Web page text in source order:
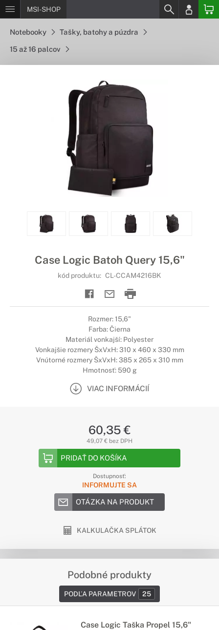
MSI-SHOP
Notebooky Tašky, batohy a púzdra
15 až 16 palcov
Case Logic Batoh Query 15,6"
kód produktu: CL-CCAM4216BK
Rozmer: 15,6"
Farba: Čierna
Materiál vonkajší: Polyester
Vonkajšie rozmery ŠxVxH: 310 x 460 x 330 mm
Vnútorné rozmery ŠxVxH: 385 x 265 x 310 mm
Hmotnosť: 590 g
VIAC INFORMÁCIÍ
60,35 €
49,07 € bez DPH
PRIDAŤ DO KOŠÍKA
Dostupnosť:
INFORMUJTE SA
OTÁZKA NA PRODUKT
KALKULAČKA SPLÁTOK
Podobné produkty
PODĽA PARAMETROV 25
Case Logic Taška Propel 15,6"